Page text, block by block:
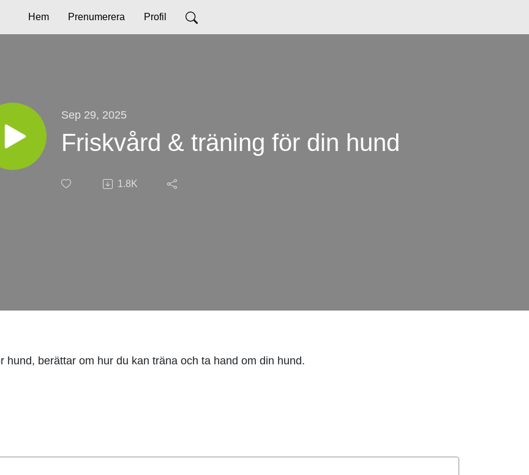
Hem Prenumerera Profil
Sep 29, 2025
Friskvård & träning för din hund
1.8K
berättar om hur du kan träna och ta hand om din hund.